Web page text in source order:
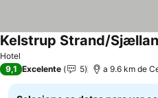
Hotel
Kelstrup Strand/
9,1 Excelente 5 a 9.6 km de